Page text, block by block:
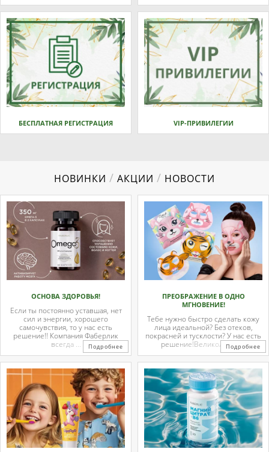
БЕСПЛАТНАЯ РЕГИСТРАЦИЯ VIP-ПРИВИЛЕГИИ
НОВИНКИ / АКЦИИ / НОВОСТИ
ОСНОВА ЗДОРОВЬЯ!
Если ты постоянно уставшая, нет
сил и энергии, хорошего
самочувствия, то у нас есть
решение!! Компания Фаберлик
всегда ...
Подробнее
ПРЕОБРАЖЕНИЕ В ОДНО
МГНОВЕНИЕ!
Тебе нужно быстро сделать кожу
лица идеальной? Без отеков,
покрасней и тусклости? У нас есть
решение!Великолепные
тканевые ...
Подробнее